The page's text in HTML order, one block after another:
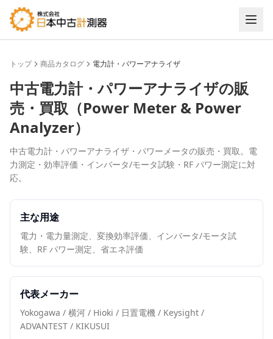
トップ 商品カタログ 電力計・パワーアナライザ
中古電力計・パワーアナライザの販
売・買取（Power Meter & Power
Analyzer）
中古電力計・パワーアナライザ・パワーメータの販売・買取。電
力測定・効率評価・インバータ/モータ試験・RF パワー測定に対
応。
主な用途
電力・電力量測定、変換効率評価、インバータ/モータ試
験、RF パワー測定、省エネ評価
代表メーカー
Yokogawa / 横河 / Hioki / 日置電機 / Keysight /
ADVANTEST / KIKUSUI